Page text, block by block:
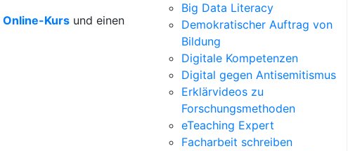
Online-Kurs und einen
Big Data Literacy
Demokratischer Auftrag von
Bildung
Digitale Kompetenzen
Digital gegen Antisemitismus
Erklärvideos zu
Forschungsmethoden
eTeaching Expert
Facharbeit schreiben